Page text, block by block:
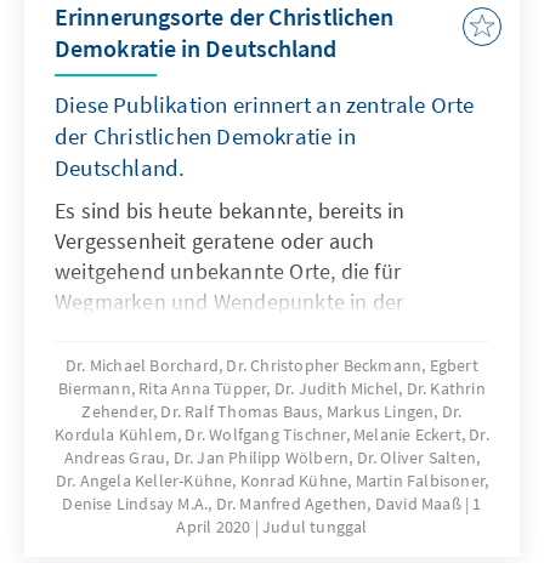
Erinnerungsorte der Christlichen
Demokratie in Deutschland
Diese Publikation erinnert an zentrale Orte
der Christlichen Demokratie in
Deutschland.
Es sind bis heute bekannte, bereits in
Vergessenheit geratene oder auch
weitgehend unbekannte Orte, die für
Wegmarken und Wendepunkte in der
dem historischen Ereignis werden die
einzelnen Erinnerungsorte in ihrer Bedeutung
für die Parteigeschichte vorgestellt.
Dr. Michael Borchard, Dr. Christopher Beckmann, Egbert
Biermann, Rita Anna Tüpper, Dr. Judith Michel, Dr. Kathrin
Zehender, Dr. Ralf Thomas Baus, Markus Lingen, Dr.
Kordula Kühlem, Dr. Wolfgang Tischner, Melanie Eckert, Dr.
Andreas Grau, Dr. Jan Philipp Wölbern, Dr. Oliver Salten,
Dr. Angela Keller-Kühne, Konrad Kühne, Martin Falbisoner,
Denise Lindsay M.A., Dr. Manfred Agethen, David Maaß 1
April 2020 Judul tunggal